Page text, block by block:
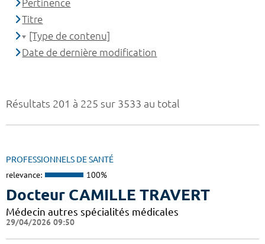
Résultats 201 à 225 sur 3533 au total
PROFESSIONNELS DE SANTÉ
relevance: 100%
Docteur CAMILLE TRAVERT
Médecin autres spécialités médicales
29/04/2026 09:50
Pertinence
Titre
[Type de contenu]
Date de dernière modification